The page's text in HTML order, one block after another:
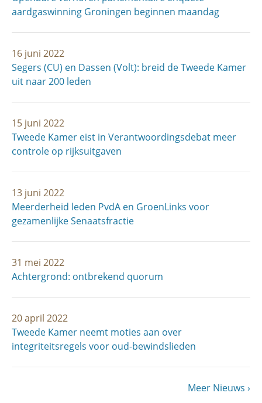
aardgaswinning Groningen beginnen maandag
16 juni 2022
Segers (CU) en Dassen (Volt): breid de Tweede Kamer
uit naar 200 leden
15 juni 2022
Tweede Kamer eist in Verantwoordingsdebat meer
controle op rijksuitgaven
13 juni 2022
Meerderheid leden PvdA en GroenLinks voor
gezamenlijke Senaatsfractie
31 mei 2022
Achtergrond: ontbrekend quorum
20 april 2022
Tweede Kamer neemt moties aan over
integriteitsregels voor oud-bewindslieden
Volgende
Meer Nieuws